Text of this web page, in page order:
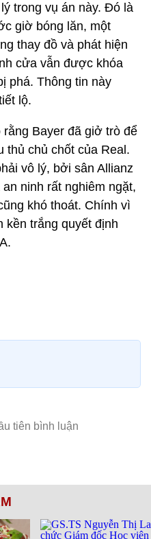
trong vụ án này. Đó là
giờ bóng lăn, một
thay đồ và phát hiện
cửa vẫn được khóa
phá. Thông tin này
lộ.
Bayer đã giở trò để
thủ chủ chốt của Real.
vô lý, bởi sân Allianz
ninh rất nghiêm ngặt,
khó thoát. Chính vì
kền trắng quyết định